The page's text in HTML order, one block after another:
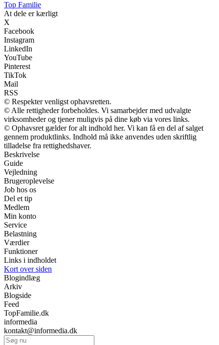
Top Familie
At dele er kærligt
X
Facebook
Instagram
LinkedIn
YouTube
Pinterest
TikTok
Mail
RSS
© Respekter venligst ophavsretten.
© Alle rettigheder forbeholdes. Vi samarbejder med udvalgte
virksomheder og tjener muligvis på dine køb via vores links.
© Ophavsret gælder for alt indhold her. Vi kan få en del af salget
gennem produktlinks. Indhold må ikke anvendes uden skriftlig
tilladelse fra rettighedshaver.
Beskrivelse
Guide
Vejledning
Brugeroplevelse
Job hos os
Del et tip
Medlem
Min konto
Service
Belastning
Værdier
Funktioner
Links i indholdet
Kort over siden
Blogindlæg
Arkiv
Blogside
Feed
TopFamilie.dk
informedia
kontakt@informedia.dk